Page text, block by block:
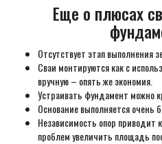
Еще о плюсах
Отсутствует этап выполнения
Сваи монтируются как с
вручную – опять же экономия.
Устраивать фундамент можно
Основание выполняется очень
Независимость опор приводит
проблем увеличить площадь